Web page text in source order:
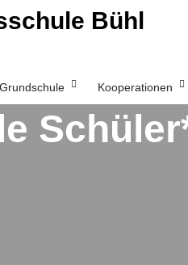
Bühl
Grundschule Kooperationen